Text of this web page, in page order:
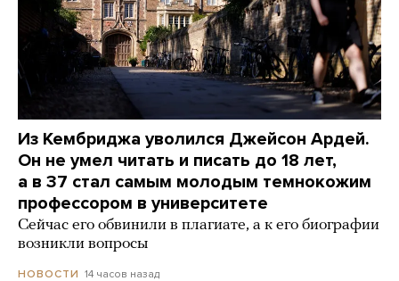
Из Кембриджа уволился Джейсон Ардей.
Он не умел читать и писать до 18 лет,
а в 37 стал самым молодым темнокожим
профессором в университете
Сейчас его обвинили в плагиате, а к его биографии
возникли вопросы
НОВОСТИ 14 часов назад